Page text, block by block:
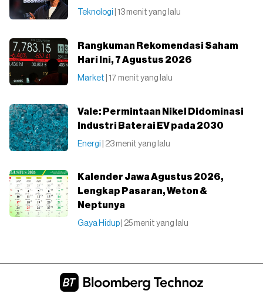
Teknologi | 13 menit yang lalu
Rangkuman Rekomendasi Saham
Hari Ini, 7 Agustus 2026
Market | 17 menit yang lalu
Vale: Permintaan Nikel Didominasi
Industri Baterai EV pada 2030
Energi | 23 menit yang lalu
Kalender Jawa Agustus 2026,
Lengkap Pasaran, Weton &
Neptunya
Gaya Hidup | 25 menit yang lalu